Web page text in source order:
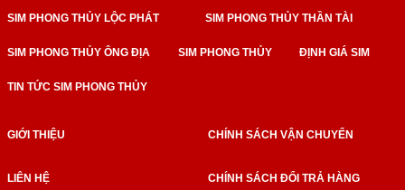
SIM PHONG THỦY LỘC PHÁT SIM PHONG THỦY THẦN TÀI
SIM PHONG THỦY ÔNG ĐỊA SIM PHONG THỦY ĐỊNH GIÁ SIM
TIN TỨC SIM PHONG THỦY
GIỚI THIỆU
LIÊN HỆ
CHÍNH SÁCH VẬN CHUYỂN
CHÍNH SÁCH ĐỔI TRẢ HÀNG